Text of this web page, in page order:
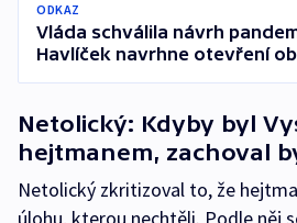
ODKAZ
Vláda schválila návrh
Havlíček navrhne otevření
Netolický: Kdyby byl
hejtmanem, zachoval
Netolický zkritizoval to, že